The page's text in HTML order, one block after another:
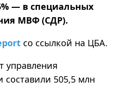
— в специальных
МВФ (СДР).
со ссылкой на ЦБА.
управления
505,5 млн